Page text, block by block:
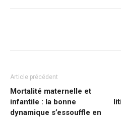
Article précédent
Mortalité maternelle et
infantile : la bonne
dynamique s’essouffle en